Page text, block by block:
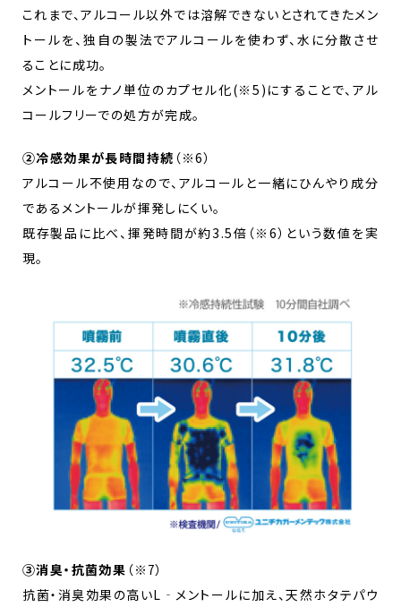
これまで、アルコール以外では溶解できないとされてきたメン
トールを、独自の製法でアルコールを使わず、水に分散させ
ることに成功。
メントールをナノ単位のカプセル化(※5)にすることで、アル
コールフリーでの処方が完成。
②冷感効果が長時間持続 （※6）
アルコール不使用なので、アルコールと一緒にひんやり成分
であるメントールが揮発しにくい。
既存製品に比べ、揮発時間が約3.5倍（※6）という数値を実
現。
➂消臭・抗菌効果 （※7）
抗菌・消臭効果の高いL‐メントールに加え、天然ホタテパウ